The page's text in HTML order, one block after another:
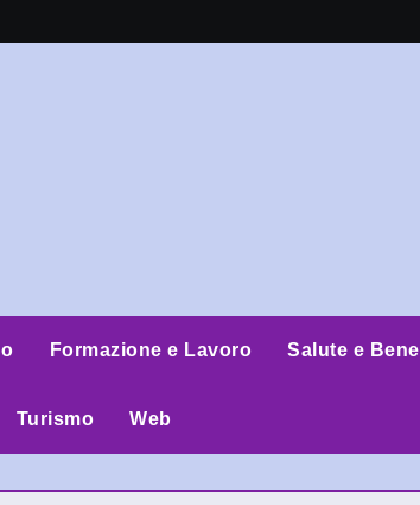
Formazione e Lavoro Salute e
Turismo Web